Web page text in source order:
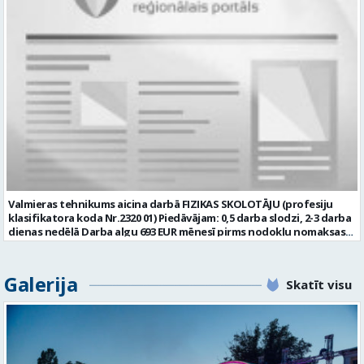
kontaktinformācija: Valkas ielā 11, Strenčos, Valmieras novadā, LV
-4730, e-pasts: info@strencupns.lv. Papildu informāciju par
personas datu apstrādi jūs varat iegūt interneta mājas
veids: Laika darba alga Darba vietas adrese: LATVIJA, Valkas iela 11,
Strenči, Valmieras nov. Slodze: Viena vesela slodze Darbības joma:
Veselības aprūpe / Sociālā aprūpe Pieteikto vietu skaits: 1 Aktuāla
līdz: 2026-08-18 Kontaktpersona: CV sūtīt uz e- pastu:
vakances@strencupns.lv
audiologopēdisko izpēti un novērtēšanu, identificējot iespējamos
traucējumus; • izstrādāt, īstenot un regulāri aktualizēt individuālus
terapijas plānus, ņemot vērā katra bērna vajadzības, spējas un
sasniedzamos terapijas mērķus; • vadīt individuālas un, ja
nepieciešams, grupu audiologopēdijas nodarbības, izmantojot
pierādījumos balstītas metodes un atbilstošus materiālus; •
regulāri novērtēt un dokumentēt bērna progresu, atbilstoši tam
pielāgojot terapijas plānu; • sadarboties ar bērna vecākiem vai
citiem likumiskajiem pārstāvjiem, sniedzot konsultācijas un
ieteikumus valodas un komunikācijas prasmju veicināšanai ikdienā; •
piedalīties multiprofesionālās komandas darbā un integrēt
audiologopēdijas mērķus kopējā pacienta ārstēšanas un
rehabilitācijas plānā; • sadarboties ar citiem ārstniecības procesā
iesaistītajiem speciālistiem un savas profesionālās kompetences
ietvaros veikt izglītojošu darbu; • dokumentēt profesionālo
darbību atbilstoši normatīvo aktu un slimnīcas dokumentu
kvalifikācija; • spēkā esošs audiologopēda sertifikāts; • reģistrācija
Ārstniecības personu un ārstniecības atbalsta personu reģistrā; •
atbilstība Bērnu tiesību aizsardzības likuma 72. pantā noteiktajām
prasībām; • valsts valodas prasme normatīvajos aktos noteiktajā
apjomā; • labas datorprasmes, tostarp prasme strādāt ar veselības
aprūpes informācijas sistēmām; • augsta atbildības sajūta,
Valmieras tehnikums aicina darbā FIZIKAS SKOLOTĀJU (profesiju
klasifikatora koda Nr.2320 01) Piedāvājam: 0,5 darba slodzi, 2-3 darba
dienas nedēļā Darba algu 693 EUR mēnesī pirms nodokļu nomaksas
par 0,5 slodzi (15 stundas nedēļā) Apmaksātu veselības
Modernu darba vidi un labus darba apstākļus Ceļa izdevumu
kompensāciju no 20.kilometra, nokļūšanai no dzīvesvietas uz darba
vietu Prasības pretendentam: Augstākā pedagoģiskā izglītība
specialitātē vai augstākā izglītība attiecīgajā jomā (var strādāt
vidusskolas klasēs) Pozitīva un radoša attieksme pret darbu
Teicama valsts valodas prasme Labas saskarsmes iemaņas Labas
Galerija Skatīt visu